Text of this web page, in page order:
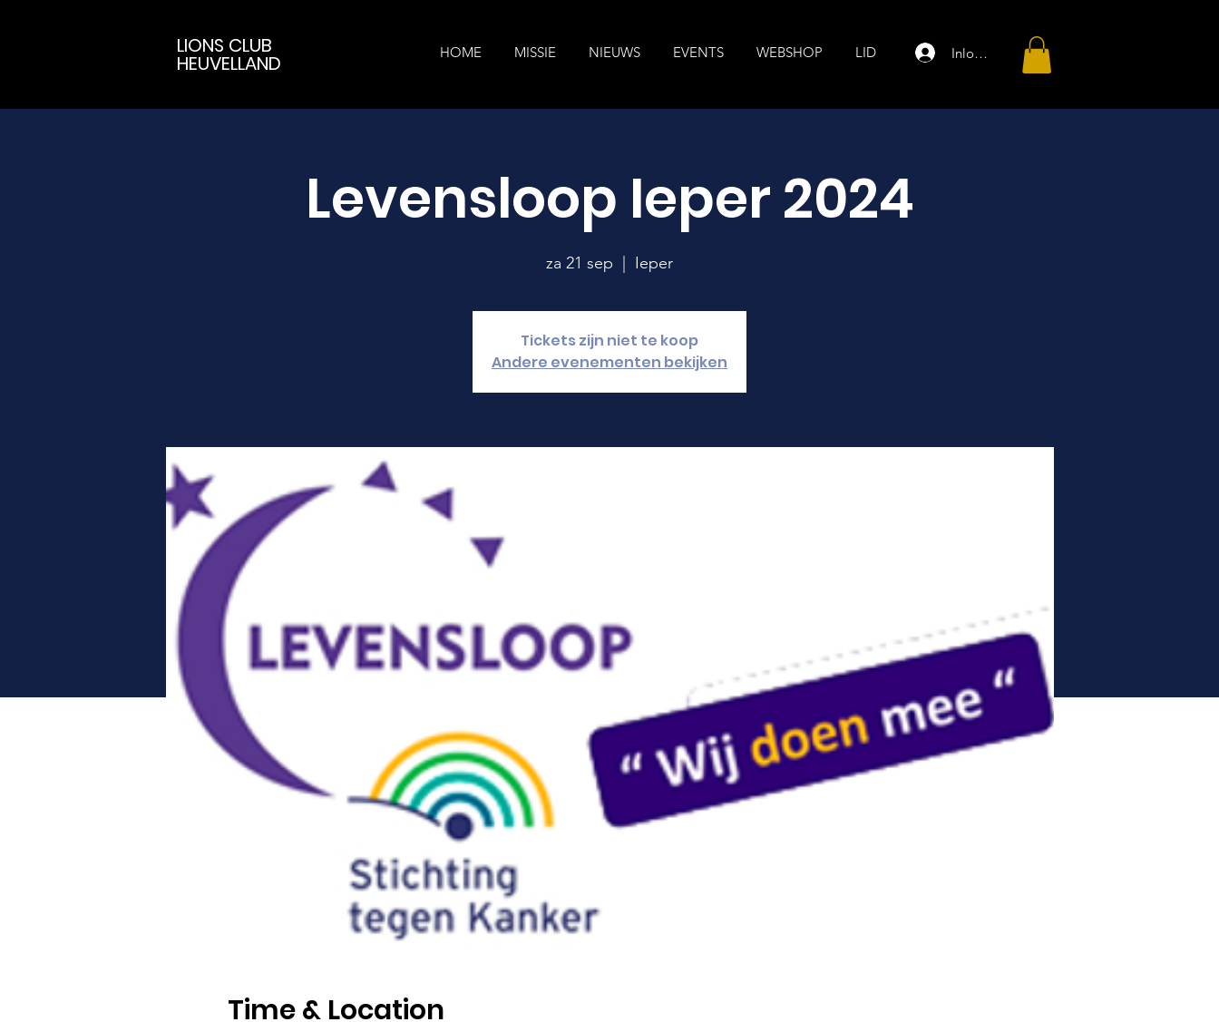
LIONS CLUB
HEUVELLAND HOME MISSIE NIEUWS EVENTS WEBSHOP LID Inloggen
Levensloop Ieper 2024
za 21 sep
  |
Ieper
Tickets zijn niet te koop
Andere evenementen bekijken
Time & Location